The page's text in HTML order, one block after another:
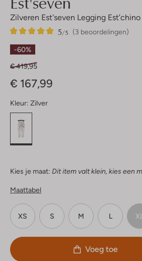
Zilveren Est'seven Legging
(3 beoordelingen)
5/5
3
5
Sterren
-60%
€ 419,95
€ 167,99
Kleur: Zilver
Kies je maat: Dit item valt klein, kies een
Maattabel
XS S M L XL
Voeg toe